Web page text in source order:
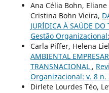
Ana Célia Bohn,
Cristina Bohn Vieira,
JURÍDICA À SAÚDE DO
Gestão
Carla Piffer, Helena
AMBIENTAL
TRANSNACIONAL ,
Organizacional: v. 8 n.
Dirlete Lourdes Téo,